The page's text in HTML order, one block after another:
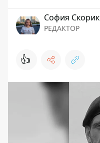
София Скорик
РЕДАКТОР
👍